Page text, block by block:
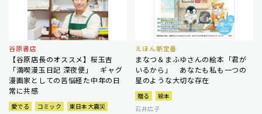
谷原書店
【谷原店長のオススメ】桜玉吉
「満喫漫玉日記 深夜便」 ギャグ
漫画家としての苦悩経た中年の日
常に共感
愛でる コミック
東日本大震災
えほん新定番
まなつ＆まふゆさんの絵本「君が
いるから」 あなたも私も一つの
星のような大切な存在
贈る
絵本
石井広子